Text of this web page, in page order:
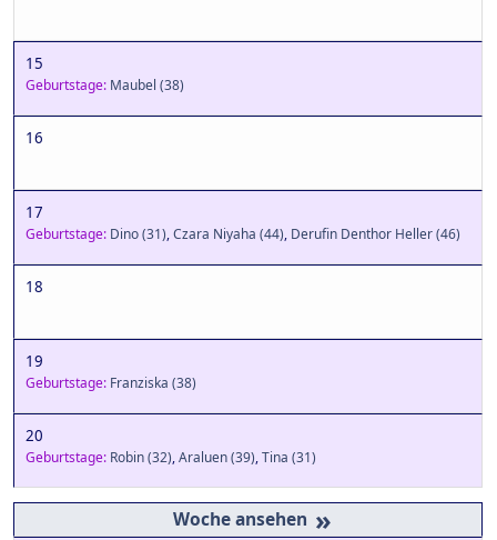
15
Geburtstage: Maubel (38)
16
17
Geburtstage: Dino(31),Czara Niyaha (44), Derufin Denthor Heller(46)
18
19
Geburtstage: Franziska (38)
20
Geburtstage: Robin(32),Araluen(39),Tina (31)
»